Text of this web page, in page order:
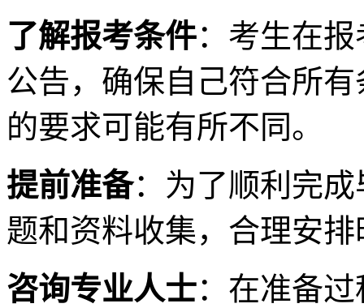
了解报考条件：考生在
公告，确保自己符合所
的要求可能有所不同。
提前准备：为了顺利完
题和资料收集，合理安
咨询专业人士：在准备